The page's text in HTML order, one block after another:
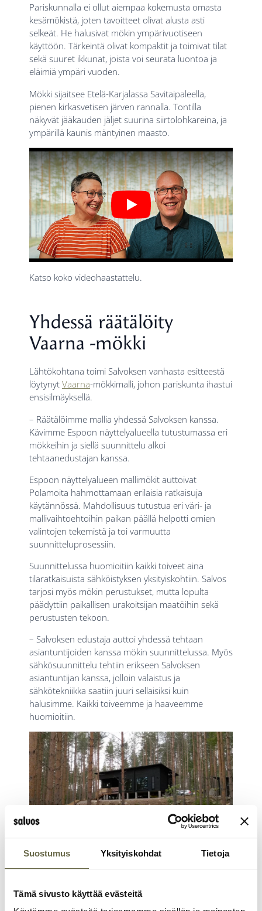
Suostumus Yksityiskohdat Tietoja
Tämä sivusto käyttää evästeitä
Pariskunnalla ei ollut aiempaa kokemusta omasta
kesämökistä, joten tavoitteet olivat alusta asti
selkeät. He halusivat mökin ympärivuotiseen
käyttöön. Tärkeintä olivat kompaktit ja toimivat tilat
sekä suuret ikkunat, joista voi seurata luontoa ja
eläimiä ympäri vuoden.
Mökki sijaitsee Etelä-Karjalassa Savitaipaleella,
pienen kirkasvetisen järven rannalla. Tontilla
näkyvät jääkauden jäljet suurina siirtolohkareina, ja
ympärillä kaunis mäntyinen maasto.
Play
Katso koko videohaastattelu.
Yhdessä räätälöity
Vaarna -mökki
Lähtökohtana toimi Salvoksen vanhasta esitteestä
löytynyt Vaarna-mökkimalli, johon pariskunta ihastui
ensisilmäyksellä.
– Räätälöimme mallia yhdessä Salvoksen kanssa.
Kävimme Espoon näyttelyalueella tutustumassa eri
mökkeihin ja siellä suunnittelu alkoi
tehtaanedustajan kanssa.
Espoon näyttelyalueen mallimökit auttoivat
Polamoita hahmottamaan erilaisia ratkaisuja
käytännössä. Mahdollisuus tutustua eri väri- ja
mallivaihtoehtoihin paikan päällä helpotti omien
valintojen tekemistä ja toi varmuutta
suunnitteluprosessiin.
Suunnittelussa huomioitiin kaikki toiveet aina
tilaratkaisuista sähköistyksen yksityiskohtiin. Salvos
tarjosi myös mökin perustukset, mutta lopulta
päädyttiin paikallisen urakoitsijan maatöihin sekä
perustusten tekoon.
– Salvoksen edustaja auttoi yhdessä tehtaan
asiantuntijoiden kanssa mökin suunnittelussa. Myös
sähkösuunnittelu tehtiin erikseen Salvoksen
asiantuntijan kanssa, jolloin valaistus ja
sähkötekniikka saatiin juuri sellaisiksi kuin
halusimme. Kaikki toiveemme ja haaveemme
huomioitiin.
Saumatonta, helppoa ja